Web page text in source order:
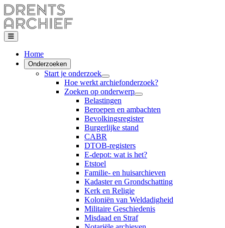
Home
Onderzoeken
Start je onderzoek
Hoe werkt archiefonderzoek?
Zoeken op onderwerp
Belastingen
Beroepen en ambachten
Bevolkingsregister
Burgerlijke stand
CABR
DTOB-registers
E-depot: wat is het?
Etstoel
Familie- en huisarchieven
Kadaster en Grondschatting
Kerk en Religie
Koloniën van Weldadigheid
Militaire Geschiedenis
Misdaad en Straf